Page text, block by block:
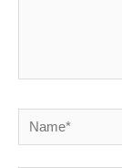
Name*